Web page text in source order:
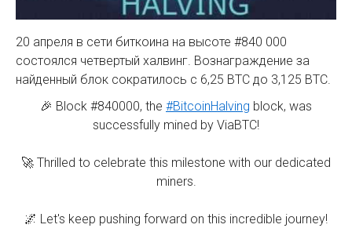
20 апреля в сети биткоина на высоте #840 000
состоялся четвертый халвинг. Вознаграждение за
найденный блок сократилось с 6,25 BTC до 3,125 BTC.
🎉 Block #840000, the #BitcoinHalving block, was
successfully mined by ViaBTC!
🚀 Thrilled to celebrate this milestone with our dedicated
miners.
🌌 Let's keep pushing forward on this incredible journey!